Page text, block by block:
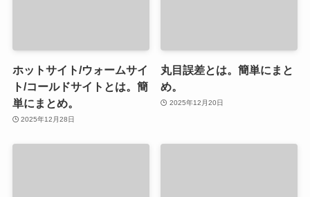
ホットサイト/ウォームサイ
ト/コールドサイトとは。簡
単にまとめ。
2025年12月28日
丸目誤差とは。簡単にまと
め。
2025年12月20日